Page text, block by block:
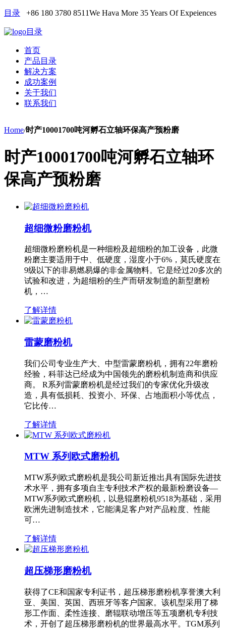
目录 +86 180 3780 8511We Hava More 35 Years Of Expeiences
目录
首页
产品目录
解决方案
成功案例
关于我们
联系我们
Home/时产10001700吨河孵石立轴环保高产预粉磨
时产10001700吨河孵石立轴环
保高产预粉磨
超细微粉磨粉机
超细微粉磨粉机是一种细粉及超细粉的加工设备，此微
粉磨主要适用于中、低硬度，湿度小于6%，莫氏硬度在
9级以下的非易燃易爆的非金属物料。它是经过20多次的
试验和改进，为超细粉的生产而研发制造的新型磨粉
机，…
了解详情
雷蒙磨粉机
我们公司专业生产大、中型雷蒙磨粉机，拥有22年磨粉
经验，科菲达已经成为中国领先的磨粉机制造商和供应
商。 R系列雷蒙磨粉机是经过我们的专家优化升级改
造，具有低损耗、投资小、环保、占地面积小等优点，
它比传…
了解详情
MTW 系列欧式磨粉机
MTW系列欧式磨粉机是我公司新近推出具有国际先进技
术水平，拥有多项自主专利技术产权的最新粉磨设备—
MTW系列欧式磨粉机，以悬辊磨粉机9518为基础，采用
欧洲先进制造技术，它能满足客户对产品粒度、性能
可…
了解详情
超压梯形磨粉机
获得了CE和国家专利证书，超压梯形磨粉机享誉澳大利
亚、美国、英国、西班牙等客户国家。该机型采用了梯
形工作面、柔性连接、磨辊联动增压等五项磨机专利技
术，开创了超压梯形磨粉机的世界最高水平。TGM系列